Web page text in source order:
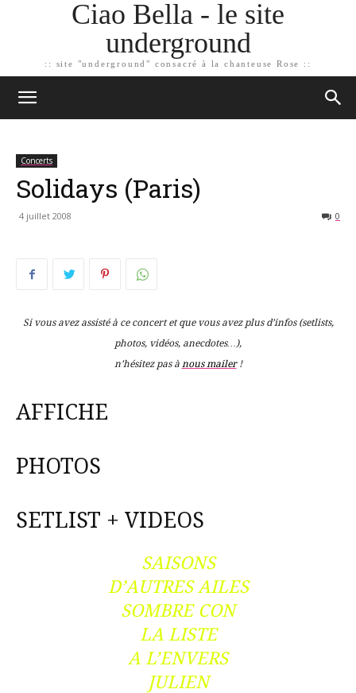
Ciao Bella - le site
underground
:: site "underground" consacré à la chanteuse Rose ::
Concerts
Solidays (Paris)
4 juillet 2008 0
Si vous avez assisté à ce concert et que vous avez plus d’infos (setlists,
photos, vidéos, anecdotes…),
n’hésitez pas à nous mailer!
AFFICHE
PHOTOS
SETLIST + VIDEOS
SAISONS
D’AUTRES AILES
SOMBRE CON
LA LISTE
A L’ENVERS
JULIEN